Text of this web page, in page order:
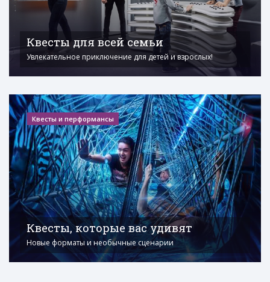
Квесты для всей семьи
Увлекательное приключение для детей и взрослых!
Квесты и перформансы
Квесты, которые вас удивят
Новые форматы и необычные сценарии